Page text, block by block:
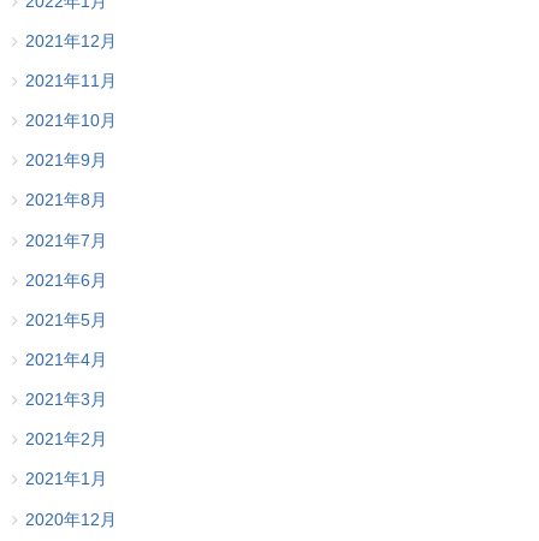
2021年12月
2021年11月
2021年10月
2021年9月
2021年8月
2021年7月
2021年6月
2021年5月
2021年4月
2021年3月
2021年2月
2021年1月
2020年12月